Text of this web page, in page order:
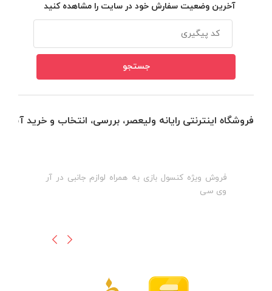
آخرین وضعیت سفارش خود در سایت را مشاهده کنید
فروشگاه اینترنتی رایانه ولیعصر، بررسی، انتخاب و خرید
فروش ویژه کنسول بازی به همراه لوازم جانبی در آر
وی سی